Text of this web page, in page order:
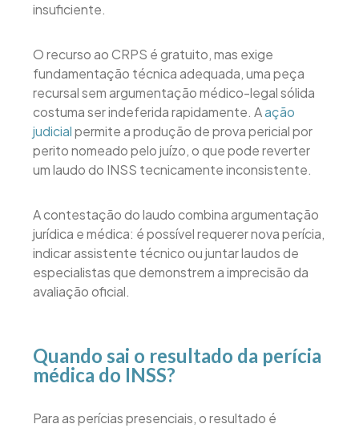
insuficiente.
O recurso ao CRPS é gratuito, mas exige
fundamentação técnica adequada, uma peça
recursal sem argumentação médico-legal sólida
costuma ser indeferida rapidamente. Aação
judicialpermite a produção de prova pericial por
perito nomeado pelo juízo, o que pode reverter
um laudo do INSS tecnicamente inconsistente.
A contestação do laudo combina argumentação
jurídica e médica: é possível requerer nova perícia,
indicar assistente técnico ou juntar laudos de
especialistas que demonstrem a imprecisão da
avaliação oficial.
Quando sai o resultado da perícia
médica do INSS?
Para as perícias presenciais, o resultado é